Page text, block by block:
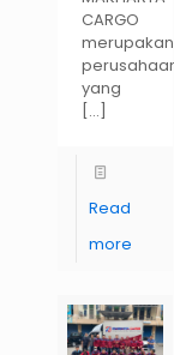
CARGO
merupakan
yang
[…]
Read
more